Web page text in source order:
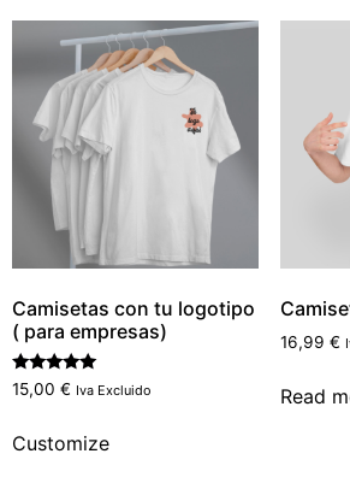
Camisetas con tu logotipo
( para empresas)
Rated
5.00
15,00 € Iva Excluido
Customize
16,99 €
Read